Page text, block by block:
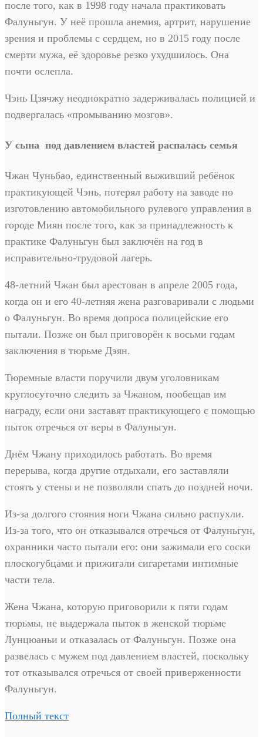
после того, как в 1998 году начала практиковать
Фалуньгун. У неё прошла анемия, артрит, нарушение
зрения и проблемы с сердцем, но в 2015 году после
смерти мужа, её здоровье резко ухудшилось. Она
почти ослепла.
Чэнь Цзячжу неоднократно задерживалась полицией и
подвергалась «промыванию мозгов».
У сына под давлением властей распалась семья
Чжан Чуньбао, единственный выживший ребёнок
практикующей Чэнь, потерял работу на заводе по
изготовлению автомобильного рулевого управления в
городе Миян после того, как за принадлежность к
практике Фалуньгун был заключён на год в
исправительно-трудовой лагерь.
48-летний Чжан был арестован в апреле 2005 года,
когда он и его 40-летняя жена разговаривали с людьми
о Фалуньгун. Во время допроса полицейские его
пытали. Позже он был приговорён к восьми годам
заключения в тюрьме Дэян.
Тюремные власти поручили двум уголовникам
круглосуточно следить за Чжаном, пообещав им
награду, если они заставят практикующего с помощью
пыток отречься от веры в Фалуньгун.
Днём Чжану приходилось работать. Во время
перерыва, когда другие отдыхали, его заставляли
стоять у стены и не позволяли спать до поздней ночи.
Из-за долгого стояния ноги Чжана сильно распухли.
Из-за того, что он отказывался отречься от Фалуньгун,
охранники часто пытали его: они зажимали его соски
плоскогубцами и прижигали сигаретами интимные
части тела.
Жена Чжана, которую приговорили к пяти годам
тюрьмы, не выдержала пыток в женской тюрьме
Лунцюаньи и отказалась от Фалуньгун. Позже она
развелась с мужем под давлением властей, поскольку
тот отказывался отречься от своей приверженности
Фалуньгун.
Полный текст